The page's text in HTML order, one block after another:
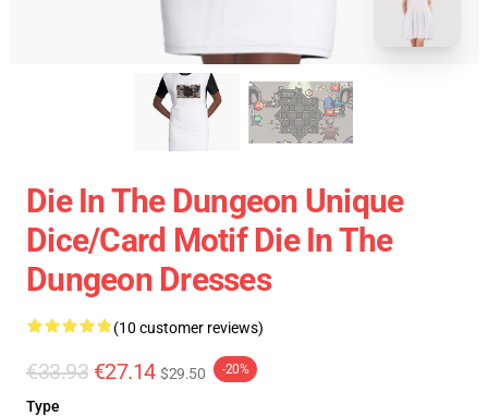
Die In The Dungeon Unique
Dice/Card Motif Die In The
Dungeon Dresses
(10 customer reviews)
€33.93 €27.14 $29.50 -20%
Type